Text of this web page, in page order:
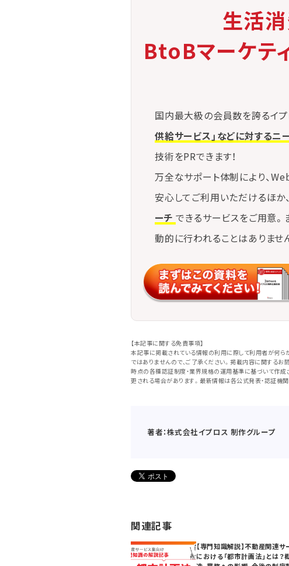
生活
BtoBマーケテ
国内最大級の会員数を誇るイ
供給サービス」などに対するニ
技術をPRできます！
万全なサポート体制により、
安心してご利用いただけるほか、
ーチできるサービスをご用意
動的に行われることはありませ
【本記事に関する免責事項】
本記事に掲載されている情報の利用に際して利用者が何ら
ではありませんので、ご了承ください。掲載内容に関する
時点の各種認証制度・業界規格の運用基準に基づいて作成
更される場合があります。最新情報は各公式発表・認証機関
著者：株式会社イプロス 制作グループ
関連記事
【専門知識解説】不動産関連サ
における「都市計画法」とは？